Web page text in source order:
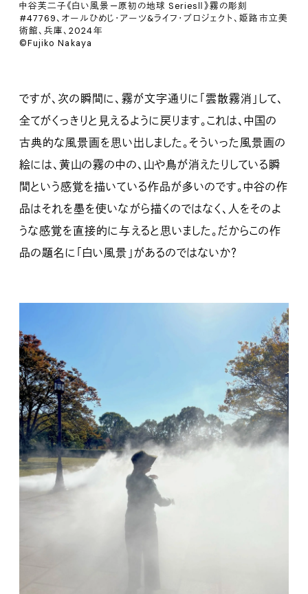
中谷芙二子《白い風景—原初の地球 SeriesⅡ》霧の彫刻
#47769、オールひめじ・アーツ&ライフ・プロジェクト、姫路市立美
術館、兵庫、2024年
©Fujiko Nakaya
ですが、次の瞬間に、霧が文字通りに「雲散霧消」して、
全てがくっきりと見えるように戻ります。これは、中国の
古典的な風景画を思い出しました。そういった風景画の
絵には、黄山の霧の中の、山や鳥が消えたりしている瞬
間という感覚を描いている作品が多いのです。中谷の作
品はそれを墨を使いながら描くのではなく、人をそのよ
うな感覚を直接的に与えると思いました。だからこの作
品の題名に「白い風景」があるのではないか？